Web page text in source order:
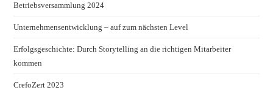
Betriebsversammlung 2024
Unternehmensentwicklung – auf zum nächsten Level
Erfolgsgeschichte: Durch Storytelling an die richtigen Mitarbeiter
kommen
CrefoZert 2023